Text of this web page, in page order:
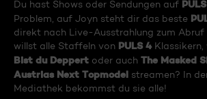
Du hast Shows oder Sendungen auf
Problem, auf Joyn steht dir das beste
direkt nach Live-Ausstrahlung zum Abruf
willst alle Staffeln von PULS 4 Klassikern,
Bist du Deppert oder auch The Masked
Austrias Next Topmodel streamen? In
Mediathek bekommst du sie alle!